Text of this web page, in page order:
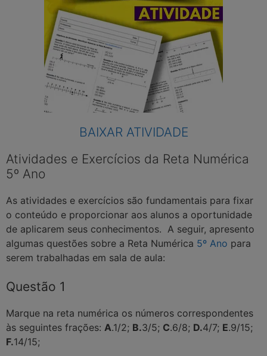
BAIXAR ATIVIDADE
Atividades e Exercícios da Reta Numérica
5º Ano
As atividades e exercícios são fundamentais para fixar
o conteúdo e proporcionar aos alunos a oportunidade
de aplicarem seus conhecimentos. A seguir, apresento
algumas questões sobre a Reta Numérica 5º Ano para
serem trabalhadas em sala de aula:
Questão 1
Marque na reta numérica os números correspondentes
às seguintes frações: A.1/2; B.3/5; C.6/8; D.4/7; E.9/15;
F.14/15;